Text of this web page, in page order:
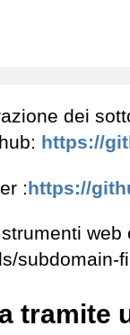
dei
https://
:https://
subdomain-
tramite